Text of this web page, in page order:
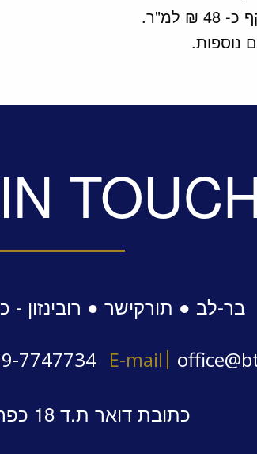
בר-לב ● תורקישר ● רובינזון
7747734 E-mail
כתובת דואר ת.ד 18 כפר חיים, 4294500